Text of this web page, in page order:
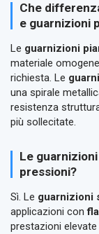
Che
e guarnizioni
Le guarnizioni
materiale
richiesta. Le
una spirale
resistenza
più sollecitate.
Le
pressioni?
Sì. Le guarnizioni
applicazioni con
prestazioni